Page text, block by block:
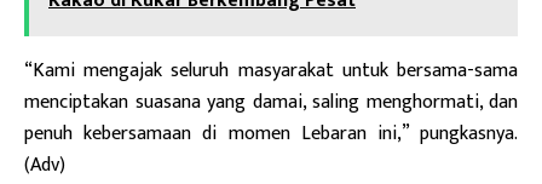
“Kami mengajak seluruh masyarakat untuk bersama-sama
menciptakan suasana yang damai, saling menghormati, dan
penuh kebersamaan di momen Lebaran ini,” pungkasnya.
(Adv)